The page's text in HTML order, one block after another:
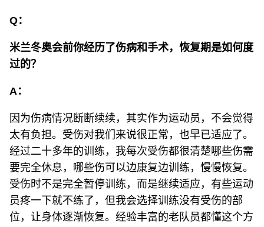
Q：
米兰冬奥会前你经历了伤病和手术，恢复期是如何度
过的？
A：
因为伤病情况断断续续，其实作为运动员，不会觉得
太有负担。受伤对我们来说很正常，也早已适应了。
经过二十多年的训练，我每次受伤都很清楚哪些伤需
要完全休息，哪些伤可以边康复边训练，慢慢恢复。
受伤时不是完全暂停训练，而是继续适应，有些运动
员疼一下就不练了，但我会选择训练没有受伤的部
位，让身体逐渐恢复。经验丰富的老队员都懂这个方